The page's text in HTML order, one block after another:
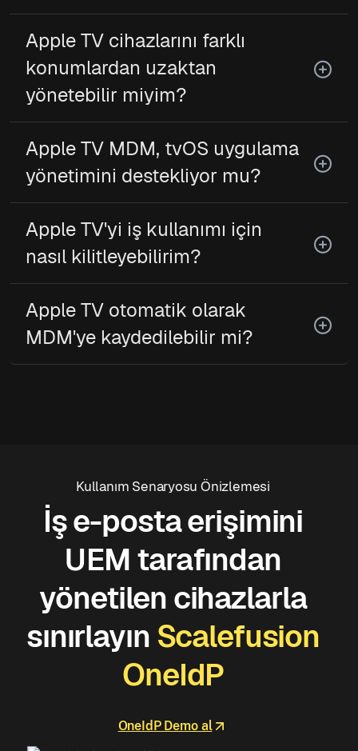
Apple TV cihazlarını farklı
konumlardan uzaktan
yönetebilir miyim?
Apple TV MDM, tvOS uygulama
yönetimini destekliyor mu?
Apple TV'yi iş kullanımı için
nasıl kilitleyebilirim?
Apple TV otomatik olarak
MDM'ye kaydedilebilir mi?
Kullanım Senaryosu Önizlemesi
İş e-posta erişimini
UEM tarafından
yönetilen cihazlarla
sınırlayın Scalefusion
OneIdP
OneIdP Demo al